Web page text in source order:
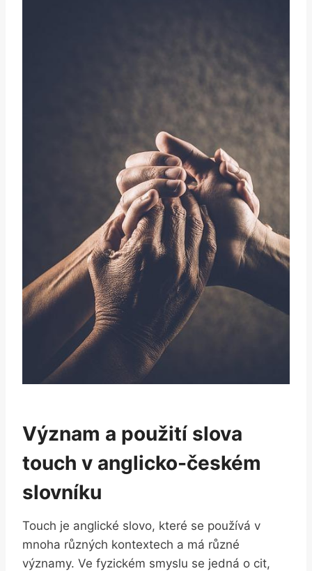
Význam a použití slova
touch v anglicko-českém
slovníku
Touch je anglické slovo, které se používá v
mnoha různých kontextech a má různé
významy. Ve fyzickém smyslu se jedná o cit,